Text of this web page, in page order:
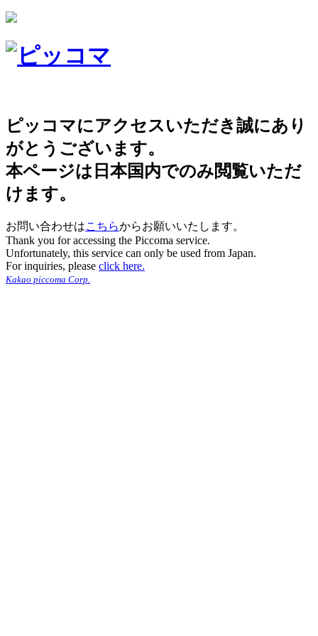
ピッコマにアクセスいただき誠にあり
がとうございます。
本ページは日本国内でのみ閲覧いただ
けます。
お問い合わせはこちらからお願いいたします。
Thank you for accessing the Piccoma service.
Unfortunately, this service can only be used from Japan.
For inquiries, please click here.
Kakao piccoma Corp.